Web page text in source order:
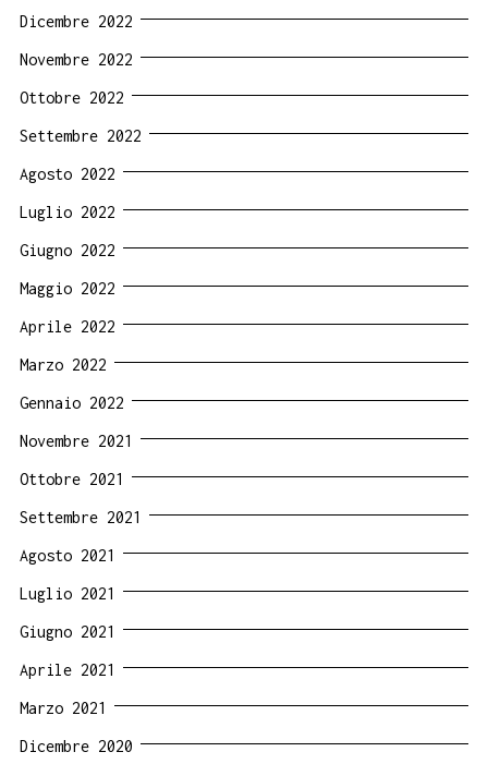
Dicembre 2022
Novembre 2022
Ottobre 2022
Settembre 2022
Agosto 2022
Luglio 2022
Giugno 2022
Maggio 2022
Aprile 2022
Marzo 2022
Gennaio 2022
Novembre 2021
Ottobre 2021
Settembre 2021
Agosto 2021
Luglio 2021
Giugno 2021
Aprile 2021
Marzo 2021
Dicembre 2020